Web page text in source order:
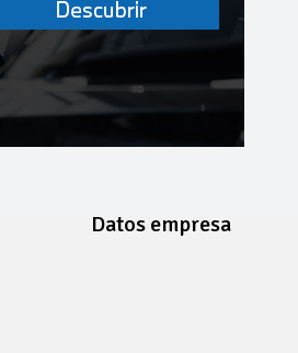
Datos empresa